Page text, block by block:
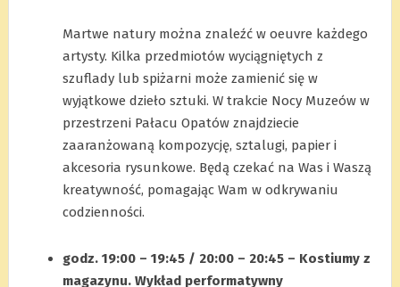
Martwe natury można znaleźć w oeuvre każdego
artysty. Kilka przedmiotów wyciągniętych z
szuflady lub spiżarni może zamienić się w
wyjątkowe dzieło sztuki. W trakcie Nocy Muzeów w
przestrzeni Pałacu Opatów znajdziecie
zaaranżowaną kompozycję, sztalugi, papier i
akcesoria rysunkowe. Będą czekać na Was i Waszą
kreatywność, pomagając Wam w odkrywaniu
codzienności.
godz. 19:00 – 19:45 / 20:00 – 20:45 – Kostiumy z
magazynu. Wykład performatywny